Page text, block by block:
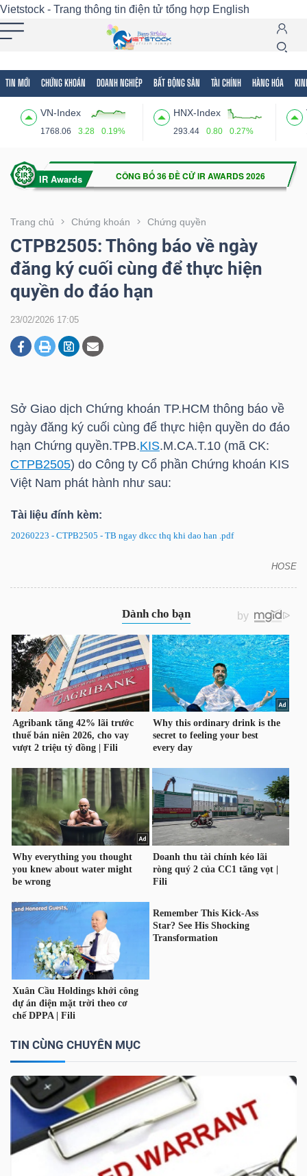
Vietstock - Trang thông tin điện tử tổng hợp English
TIN MỚI CHỨNG KHOÁN DOANH NGHIỆP BẤT ĐỘNG SẢN TÀI CHÍNH HÀNG HÓA
VN-Index
1768.06 3.28 0.19%
HNX-Index
293.44 0.80 0.27%
Trang chủ Chứng khoán Chứng quyền
CTPB2505: Thông báo về ngày
đăng ký cuối cùng để thực hiện
quyền do đáo hạn
23/02/2026 17:05
Sở Giao dịch Chứng khoán TP.HCM thông báo về
ngày đăng ký cuối cùng để thực hiện quyền do đáo
hạn Chứng quyền.TPB.KIS.M.CA.T.10 (mã CK:
CTPB2505) do Công ty Cổ phần Chứng khoán KIS
Việt Nam phát hành như sau:
Tài liệu đính kèm:
20260223 - CTPB2505 - TB ngay dkcc thq khi dao han .pdf
HOSE
TIN CÙNG CHUYÊN MỤC
Tất cả Tính năng Ngành Mã chứng khoán
Tính
(-)
VIETSTOCK
CHỨNG
KHOÁN
DOANH
BẤT
TÀI
HÓA
KINH
TẾ
THẾ
GIỚI
ĐÔNG
TÀI
CHÍNH
CÁ
NHÂN
PHÂN
TÍCH
VIETSTOCKFINANCE